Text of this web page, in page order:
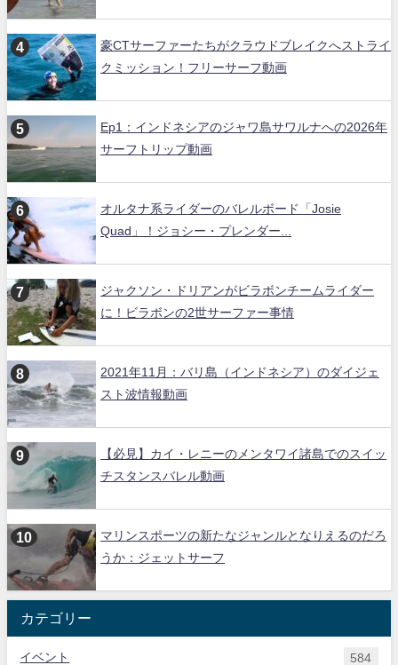
豪CTサーファーたちがクラウドブレイクへストライ
クミッション！フリーサーフ動画
Ep1：インドネシアのジャワ島サワルナへの2026年
サーフトリップ動画
オルタナ系ライダーのバレルボード「Josie
Quad」！ジョシー・プレンダー...
ジャクソン・ドリアンがビラボンチームライダー
に！ビラボンの2世サーファー事情
2021年11月：バリ島（インドネシア）のダイジェ
スト波情報動画
【必見】カイ・レニーのメンタワイ諸島でのスイッ
チスタンスバレル動画
マリンスポーツの新たなジャンルとなりえるのだろ
うか：ジェットサーフ
カテゴリー
イベント 584